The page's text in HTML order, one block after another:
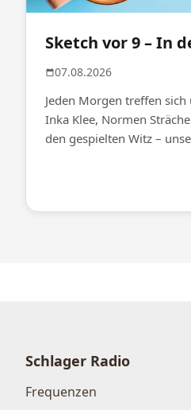
Sketch vor 9 – In
07.08.2026
Jeden Morgen treffen
Inka Klee, Normen
den gespielten Witz –
Schlager Radio
Frequenzen